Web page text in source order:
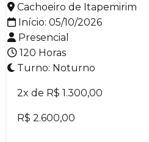
Cachoeiro de Itapemirim
Início: 05/10/2026
Presencial
120 Horas
Turno: Noturno
2x de R$ 1.300,00
R$ 2.600,00